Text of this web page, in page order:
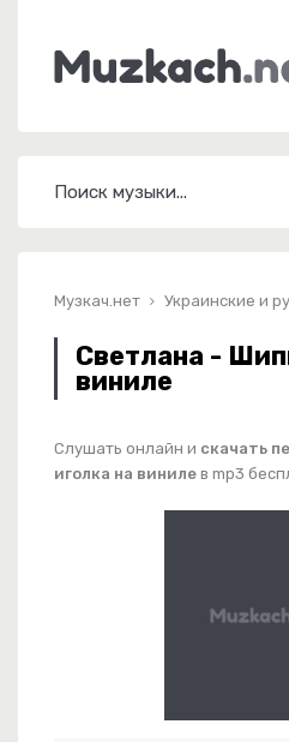
Музкач.нет Украинские и
Светлана -
виниле
Слушать онлайн и скачать
иголка на виниле в mp3